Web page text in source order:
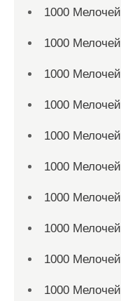
1000 Мелочей
1000 Мелочей
1000 Мелочей
1000 Мелочей
1000 Мелочей
1000 Мелочей
1000 Мелочей
1000 Мелочей
1000 Мелочей
1000 Мелочей